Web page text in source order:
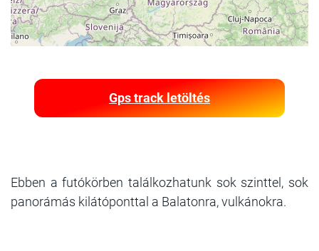
Gps track letöltés
Ebben a futókörben találkozhatunk sok szinttel, sok
panorámás kilátóponttal a Balatonra, vulkánokra.